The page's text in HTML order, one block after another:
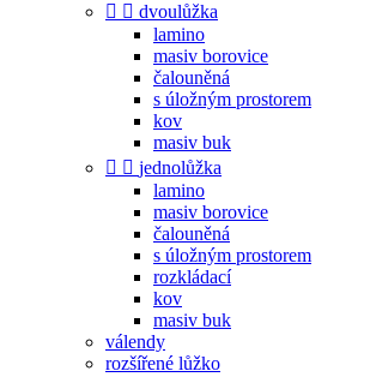
  dvoulůžka
lamino
masiv borovice
čalouněná
s úložným prostorem
kov
masiv buk
  jednolůžka
lamino
masiv borovice
čalouněná
s úložným prostorem
rozkládací
kov
masiv buk
válendy
rozšířené lůžko